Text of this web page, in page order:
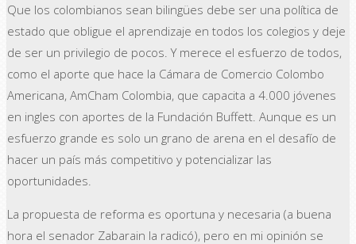
Que los colombianos sean bilingües debe ser una política de
estado que obligue el aprendizaje en todos los colegios y deje
de ser un privilegio de pocos. Y merece el esfuerzo de todos,
como el aporte que hace la Cámara de Comercio Colombo
Americana, AmCham Colombia, que capacita a 4.000 jóvenes
en ingles con aportes de la Fundación Buffett. Aunque es un
esfuerzo grande es solo un grano de arena en el desafío de
hacer un país más competitivo y potencializar las
oportunidades.
La propuesta de reforma es oportuna y necesaria (a buena
hora el senador Zabarain la radicó), pero en mi opinión se